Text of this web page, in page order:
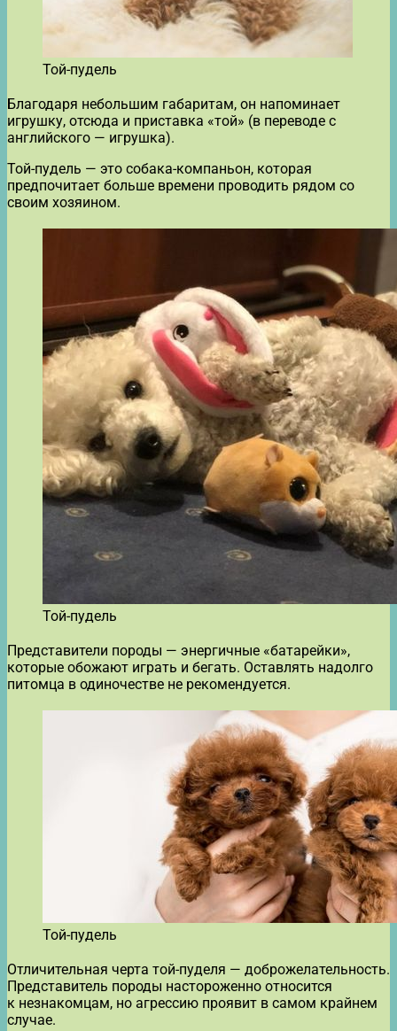
Той-пудель
Благодаря небольшим габаритам, он напоминает
игрушку, отсюда и приставка «той» (в переводе с
английского — игрушка).
Той-пудель — это собака-компаньон, которая
предпочитает больше времени проводить рядом со
своим хозяином.
Той-пудель
Представители породы — энергичные «батарейки»,
которые обожают играть и бегать. Оставлять надолго
питомца в одиночестве не рекомендуется.
Той-пудель
Отличительная черта той-пуделя — доброжелательность.
Представитель породы настороженно относится
к незнакомцам, но агрессию проявит в самом крайнем
случае.